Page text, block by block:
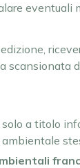
eventuali
scansionata
a titolo